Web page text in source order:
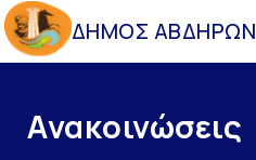
ΔΗΜΟΣ ΑΒΔΗΡΩΝ
Ανακοινώσεις